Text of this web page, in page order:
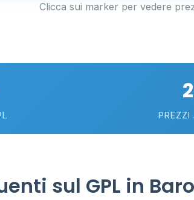
Clicca sui marker per vedere
PREZZI
sul GPL in